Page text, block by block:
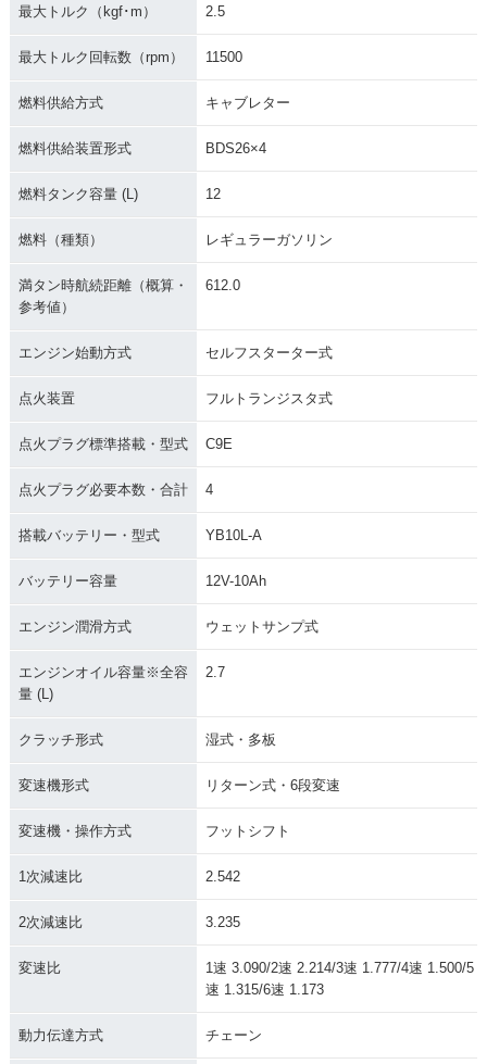
最大トルク（kgf･m） 2.5
最大トルク回転数（rpm） 11500
燃料供給方式 キャブレター
燃料供給装置形式 BDS26×4
燃料タンク容量 (L) 12
燃料（種類） レギュラーガソリン
満タン時航続距離（概算・
参考値）
612.0
エンジン始動方式 セルフスターター式
点火装置 フルトランジスタ式
点火プラグ標準搭載・型式 C9E
点火プラグ必要本数・合計 4
搭載バッテリー・型式 YB10L-A
バッテリー容量 12V-10Ah
エンジン潤滑方式 ウェットサンプ式
エンジンオイル容量※全容
量 (L)
2.7
クラッチ形式 湿式・多板
変速機形式 リターン式・6段変速
変速機・操作方式 フットシフト
1次減速比 2.542
2次減速比 3.235
変速比
1速 3.090/2速 2.214/3速 1.777/4速 1.500/5
速 1.315/6速 1.173
動力伝達方式 チェーン